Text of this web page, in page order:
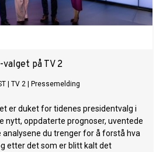
på TV 2
TV 2 Pressemelding
er duket for tidenes presidentvalg i
nytt, oppdaterte prognoser, uventede
analysene du trenger for å forstå hva
etter det som er blitt kalt det